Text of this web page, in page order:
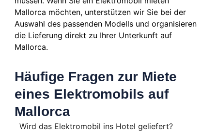
Mallorca möchten, unterstützen wir Sie bei der
Auswahl des passenden Modells und organisieren
die Lieferung direkt zu Ihrer Unterkunft auf
Mallorca.
Häufige Fragen zur Miete
eines Elektromobils auf
Mallorca
Wird das Elektromobil ins Hotel geliefert?